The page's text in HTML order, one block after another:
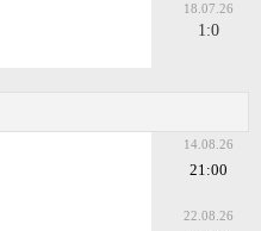
18.07.26
1:0
14.08.26
21:00
22.08.26